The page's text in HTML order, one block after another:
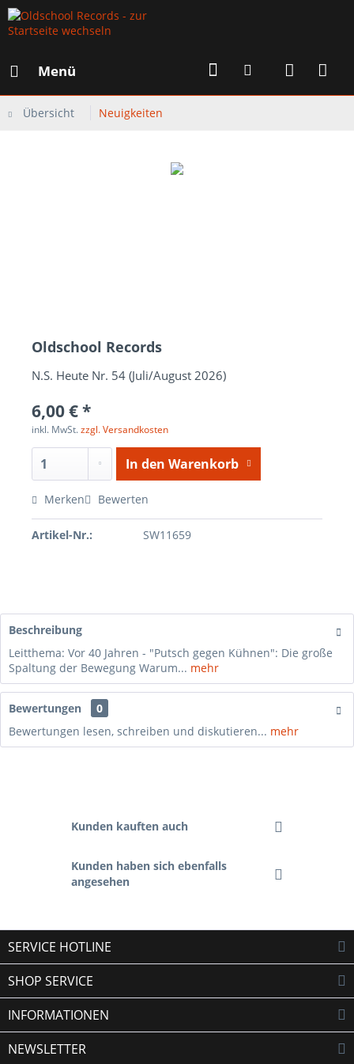
Menü
Übersicht Neuigkeiten
Oldschool Records
N.S. Heute Nr. 54 (Juli/August 2026)
6,00 € *
inkl. MwSt.zzgl. Versandkosten
In den Warenkorb
Merken Bewerten
Artikel-Nr.: SW11659
Beschreibung
Leitthema: Vor 40 Jahren - "Putsch gegen Kühnen": Die große
Spaltung der Bewegung Warum... mehr
Bewertungen
0
Bewertungen lesen, schreiben und diskutieren... mehr
Kunden kauften auch
Kunden haben sich ebenfalls
angesehen
SERVICE HOTLINE
SHOP SERVICE
INFORMATIONEN
NEWSLETTER